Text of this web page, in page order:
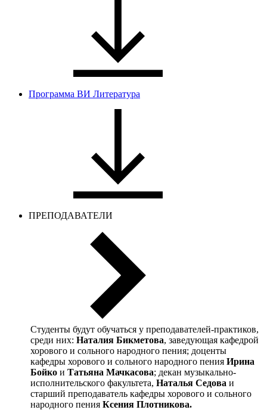
Программа ВИ Литература
ПРЕПОДАВАТЕЛИ
Студенты будут обучаться у преподавателей-практиков,
среди них: Наталия Бикметова, заведующая кафедрой
хорового и сольного народного пения; доценты
кафедры хорового и сольного народного пения Ирина
Бойко и Татьяна Мачкасова; декан музыкально-
исполнительского факультета, Наталья Седова и
старший преподаватель кафедры хорового и сольного
народного пения Ксения Плотникова.